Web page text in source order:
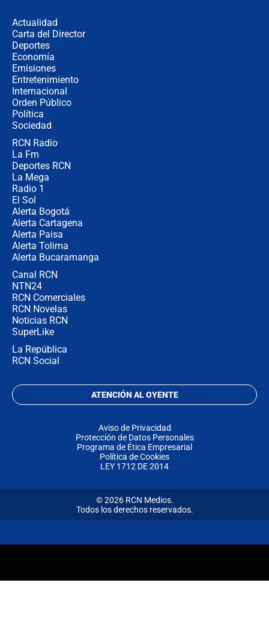
Actualidad
Carta del Director
Deportes
Economía
Emisiones
Entretenimiento
Internacional
Orden Público
Política
Sociedad
RCN Radio
La Fm
Deportes RCN
La Mega
Radio 1
El Sol
Alerta Bogotá
Alerta Cartagena
Alerta Paisa
Alerta Tolima
Alerta Bucaramanga
Canal RCN
NTN24
RCN Comerciales
RCN Novelas
Noticias RCN
SuperLike
La República
RCN Social
ATENCIÓN AL OYENTE
Aviso de Privacidad
Protección de Datos Personales
Programa de Ética Empresarial
Política de Cookies
LEY 1712 DE 2014
© 2026 RCN Medios.
Todos los derechos reservados.